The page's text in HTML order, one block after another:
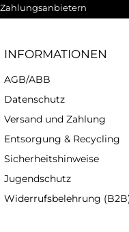
INFORMATIONEN
AGB/ABB
Datenschutz
Versand und Zahlung
Entsorgung & Recycling
Sicherheitshinweise
Jugendschutz
Widerrufsbelehrung